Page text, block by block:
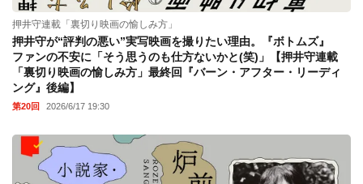
押井守連載「裏切り映画の愉しみ方」
押井守が“評判の悪い”実写映画を撮りたい理由。『ボトムズ』
ファンの不安に「そう思うのも仕方ないかと(笑)」【押井守連載
「裏切り映画の愉しみ方」最終回『バーン・アフター・リーディ
ング』後編】
第20回 2026/6/17 19:30